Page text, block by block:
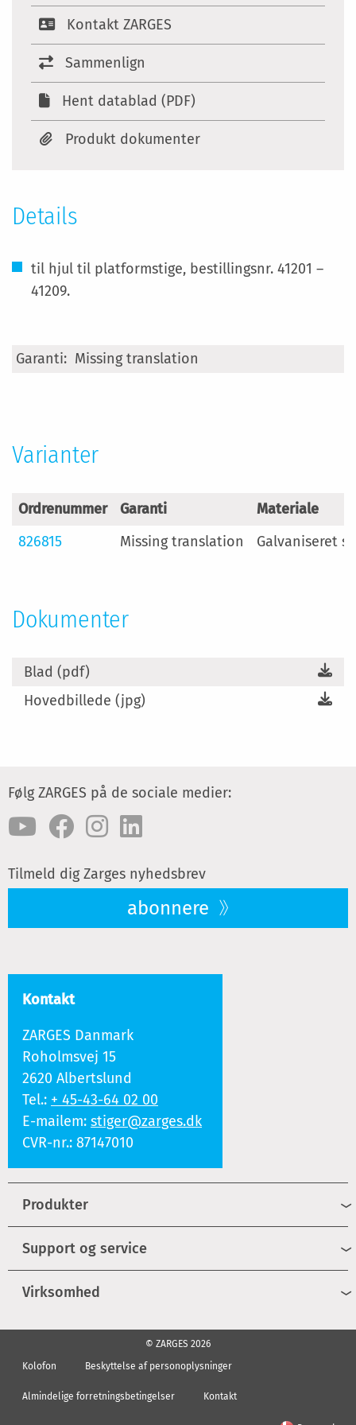
Kontakt ZARGES
Sammenlign
Hent datablad (PDF)
Produkt dokumenter
Details
til hjul til platformstige, bestillingsnr. 41201 –
41209.
SpecifikationerMissing translation
Varianter
Ordrenummer Garanti
Materiale
826815
Missing translation Galvaniseret
Dokumenter
Blad (pdf)
Hovedbillede (jpg)
Følg ZARGES på de sociale medier:
Tilmeld dig Zarges nyhedsbrev
abonnere
Kontakt
ZARGES Danmark
Roholmsvej 15
2620 Albertslund
Tel.: + 45-43-64 02 00
E-mailem: stiger@zarges.dk
CVR-nr.: 87147010
Produkter
Support og service
Virksomhed
© ZARGES 2026
Kolofon
Beskyttelse af personoplysninger
Almindelige forretningsbetingelser Kontakt